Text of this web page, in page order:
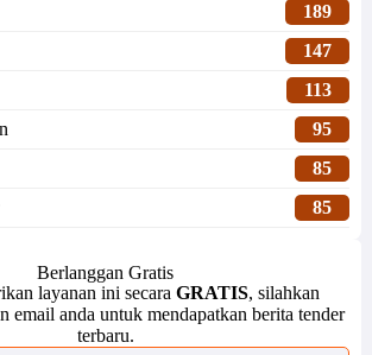
189
147
113
95
85
85
Berlanggan Gratis
layanan ini secara GRATIS, silahkan
email anda untuk mendapatkan berita tender
terbaru.